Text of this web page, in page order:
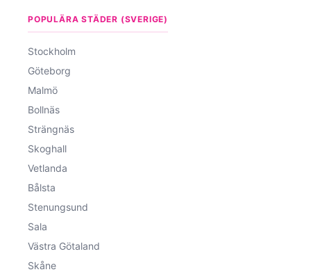
POPULÄRA STÄDER (SVERIGE)
Stockholm
Göteborg
Malmö
Bollnäs
Strängnäs
Skoghall
Vetlanda
Bålsta
Stenungsund
Sala
Västra Götaland
Skåne